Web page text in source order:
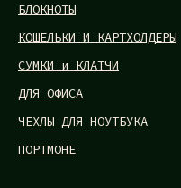
БЛОКНОТЫ
КОШЕЛЬКИ И КАРТХОЛДЕРЫ
СУМКИ и КЛАТЧИ
ДЛЯ ОФИСА
ЧЕХЛЫ ДЛЯ НОУТБУКА
ПОРТМОНЕ